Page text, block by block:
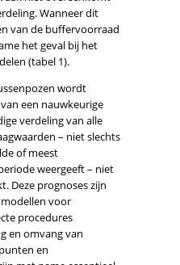
Wanneer dit
van de buffervoorraad
het geval bij het
(tabel 1).
wordt
een nauwkeurige
verdeling van alle
– niet slechts
of meest
weergeeft – niet
Deze prognoses zijn
voor
procedures
en omvang van
en